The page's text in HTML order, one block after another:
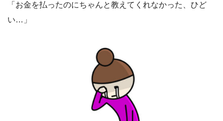
「お金を払ったのにちゃんと教えてくれなかった、ひど
い…」